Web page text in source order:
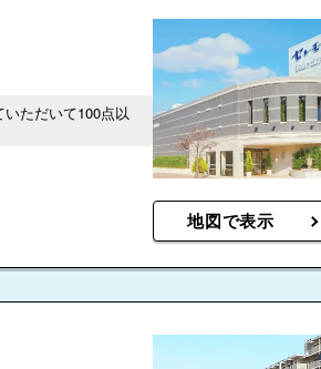
ただいて100点以
地図で表示